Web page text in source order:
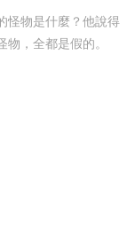
怪物是什麼？他說得
，全都是假的。